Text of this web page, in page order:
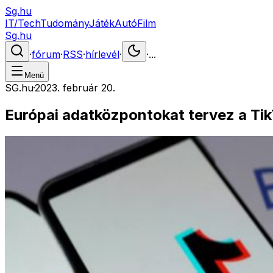
Sg.hu
IT/TechTudományJátékAutóFilm
Sg.hu
·fórum·RSS·hírlevél· ·...
Menü
SG.hu·2023. február 20.
Európai adatközpontokat tervez a